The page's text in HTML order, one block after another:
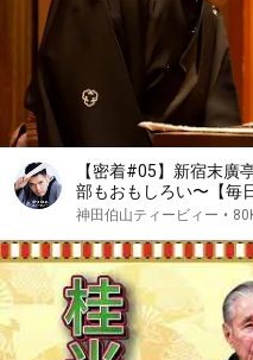
【密着#05】新宿末廣
部もおもしろい〜【毎
神田伯山ティービィー •